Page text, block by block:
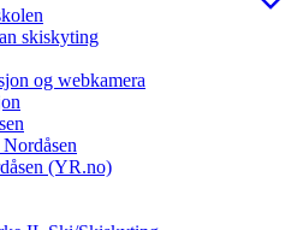
skiskyting
og webkamera
(YR.no)